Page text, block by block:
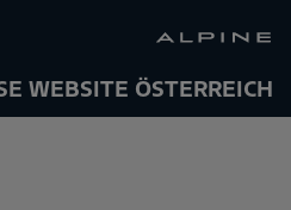
WEBSITE ÖSTERREICH